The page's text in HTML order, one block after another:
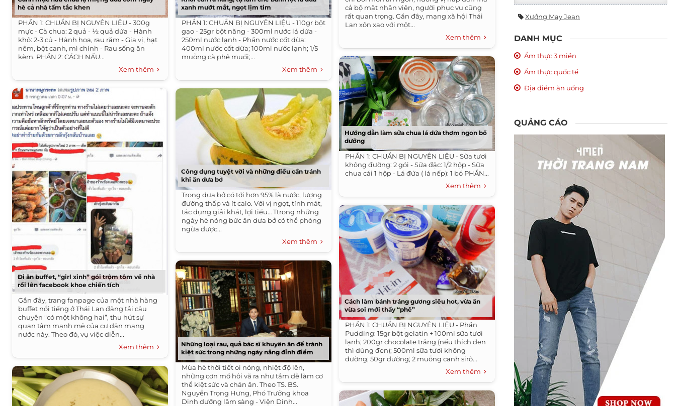
hè cả nhà tấm tắc khen
PHẦN 1: CHUẨN BỊ NGUYÊN LIỆU - 300g
mực - Cà chua: 2 quả - ½ quả dứa - Hành
khô: 2-3 củ - Hành hoa, rau răm - Gia vị, hạt
nêm, bột canh, mì chính - Rau sống ăn
kèm. PHẦN 2: CÁCH NẤU...
Xem thêm
Đi ăn buffet, “girl xinh” gói trộm tôm về nhà
rồi lên facebook khoe chiến tích
Gần đây, trang fanpage của một nhà hàng
buffet nổi tiếng ở Thái Lan đăng tải câu
chuyện “có một không hai”, thu hút sự
quan tâm mạnh mẽ của cư dân mạng
nước này. Theo đó, vụ việc diễn...
Xem thêm
xanh mướt mắt, ngọt lịm tim
PHẦN 1: CHUẨN BỊ NGUYÊN LIỆU - 110gr bột
gạo - 25gr bột năng - 300ml nước lá dứa -
250ml nước lạnh - Phần nước cốt dừa:
400ml nước cốt dừa; 100ml nước lạnh; 1/5
muỗng cà phê muối;...
Xem thêm
Công dụng tuyệt vời và những điều cần tránh
khi ăn dưa bở
Trong dưa bở có tới hơn 95% là nước, lượng
đường thấp và ít calo. Với vị ngọt, tính mát,
tác dụng giải khát, lợi tiểu… Ttrong những
ngày hè nóng bức ăn dưa bở có thể phòng
ngừa được...
Xem thêm
Những loại rau, quả bác sĩ khuyên ăn để tránh
kiệt sức trong những ngày nắng đỉnh điểm
Mùa hè thời tiết oi nóng, nhiệt độ lên,
những cơn mồ hôi vã ra như tắm dễ làm cơ
thể kiệt sức và chán ăn. Theo TS. BS.
Nguyễn Trọng Hưng, Phó Trưởng khoa
Dinh dưỡng lâm sàng - Viện Dinh...
cả bộ mặt nhân viên, người phục vụ cũng
rất quan trọng. Gần đây, mạng xã hội Thái
Lan xôn xao với một...
Xem thêm
Hướng dẫn làm sữa chua lá dứa thơm ngon bổ
dưỡng
PHẦN 1: CHUẨN BỊ NGUYÊN LIỆU - Sữa tươi
không đường: 2 gói - Sữa đặc: 1/2 hộp - Sữa
chua cái 1 hộp - Lá đứa ( lá nếp): 1 bó PHẦN...
Xem thêm
Cách làm bánh tráng gương siêu hot, vừa ăn
vừa soi mới thấy “phê”
PHẦN 1: CHUẨN BỊ NGUYÊN LIỆU - Phần
Pudding: 15gr bột gelatin + 100ml sữa tươi
lạnh; 200gr chocolate trắng (nếu thích đen
thì dùng đen); 500ml sữa tươi không
đường; 50gr đường; 2 muỗng canh sirô...
Xem thêm
Xưởng May Jean
DANH MỤC
Ẩm thực 3 miền
Ẩm thực quốc tế
Địa điểm ăn uống
QUẢNG CÁO